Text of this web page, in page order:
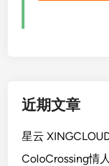
近期文章
星云
ColoCrossing情